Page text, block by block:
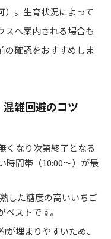
）。生育状況によって
スへ案内される場合も
の確認をおすすめしま
雑回避のコツ
くなり次第終了となる
時間帯（10:00～）が最
した糖度の高いいちご
ストです。
が埋まりやすいため、